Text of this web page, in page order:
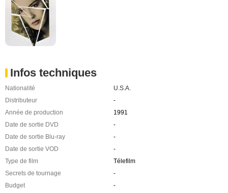
Infos techniques
Nationalité
U.S.A.
Distributeur
-
Année de production
1991
Date de sortie DVD
-
Date de sortie Blu-ray
-
Date de sortie VOD
-
Type de film
Télefilm
Secrets de tournage
-
Budget
-